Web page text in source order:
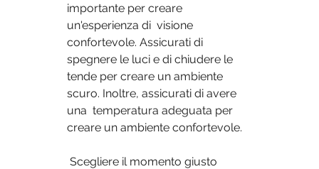
importante per creare
un'esperienza di  visione
confortevole. Assicurati di
spegnere le luci e di chiudere le
tende per creare un ambiente
scuro. Inoltre, assicurati di avere
una  temperatura adeguata per
creare un ambiente confortevole.
Scegliere il momento giusto